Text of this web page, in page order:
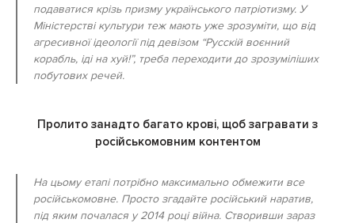
подаватися крізь призму українського патріотизму. У
Міністерстві культури теж мають уже зрозуміти, що від
агресивної ідеології під девізом “Русскій воєнний
корабль, іді на хуй!”, треба переходити до зрозуміліших
побутових речей.
Пролито занадто багато крові, щоб загравати з
російськомовним контентом
На цьому етапі потрібно максимально обмежити все
російськомовне. Просто згадайте російський наратив,
під яким почалася у 2014 році війна. Створивши зараз